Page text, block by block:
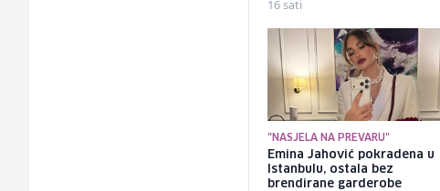
16 sati
"NASJELA NA PREVARU"
Emina Jahović pokradena u
Istanbulu, ostala bez
brendirane garderobe